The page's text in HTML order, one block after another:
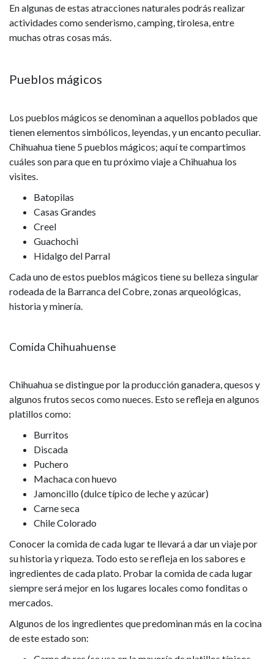
En algunas de estas atracciones naturales podrás realizar
actividades como senderismo, camping, tirolesa, entre
muchas otras cosas más.
Pueblos mágicos
Los pueblos mágicos se denominan a aquellos poblados que
tienen elementos simbólicos, leyendas, y un encanto peculiar.
Chihuahua tiene 5 pueblos mágicos; aquí te compartimos
cuáles son para que en tu próximo viaje a Chihuahua los
visites.
Batopilas
Casas Grandes
Creel
Guachochi
Hidalgo del Parral
Cada uno de estos pueblos mágicos tiene su belleza singular
rodeada de la Barranca del Cobre, zonas arqueológicas,
historia y minería.
Comida Chihuahuense
Chihuahua se distingue por la producción ganadera, quesos y
algunos frutos secos como nueces. Esto se refleja en algunos
platillos como:
Burritos
Discada
Puchero
Machaca con huevo
Jamoncillo (dulce típico de leche y azúcar)
Carne seca
Chile Colorado
Conocer la comida de cada lugar te llevará a dar un viaje por
su historia y riqueza. Todo esto se refleja en los sabores e
ingredientes de cada plato. Probar la comida de cada lugar
siempre será mejor en los lugares locales como fonditas o
mercados.
Algunos de los ingredientes que predominan más en la cocina
de este estado son: